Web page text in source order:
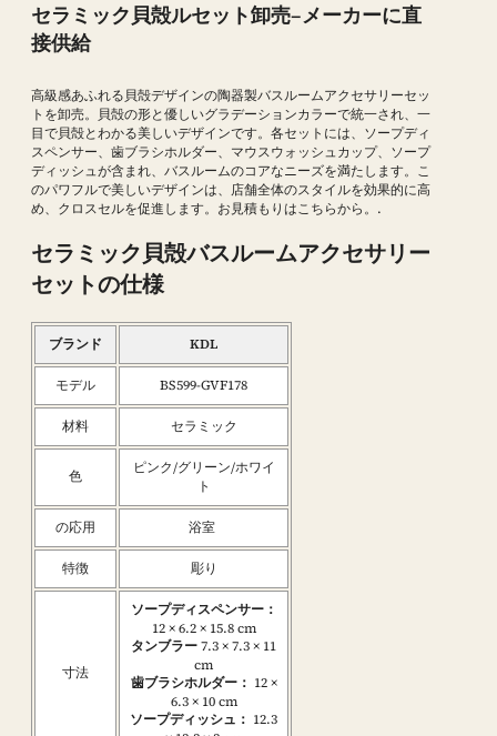
セラミック貝殻ルセット卸売–メーカーに直
接供給
高級感あふれる貝殻デザインの陶器製バスルームアクセサリーセッ
トを卸売。貝殻の形と優しいグラデーションカラーで統一され、一
目で貝殻とわかる美しいデザインです。各セットには、ソープディ
スペンサー、歯ブラシホルダー、マウスウォッシュカップ、ソープ
ディッシュが含まれ、バスルームのコアなニーズを満たします。こ
のパワフルで美しいデザインは、店舗全体のスタイルを効果的に高
め、クロスセルを促進します。お見積もりはこちらから。.
セラミック貝殻バスルームアクセサリー
セットの仕様
ブランド KDL
モデル BS599-GVF178
材料 セラミック
色
ピンク/グリーン/ホワイ
ト
の応用 浴室
特徴 彫り
寸法
ソープディスペンサー：
12 × 6.2 × 15.8 cm
タンブラー7.3 × 7.3 × 11
cm
歯ブラシホルダー： 12 ×
6.3 × 10 cm
ソープディッシュ： 12.3